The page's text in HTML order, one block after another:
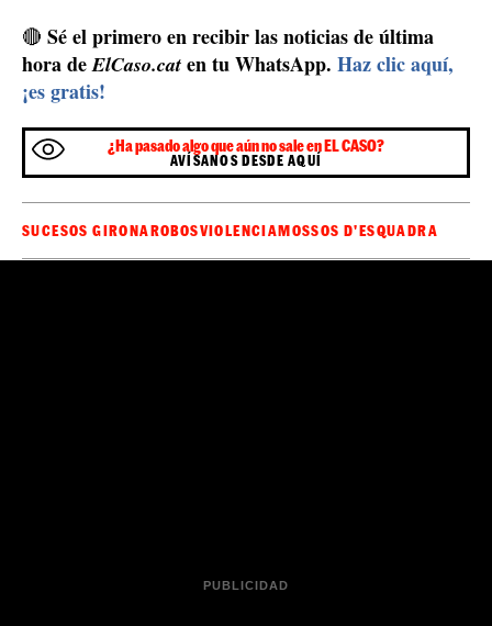
🔴 Sé el primero en recibir las noticias de última
hora deElCaso.cat en tu WhatsApp. Haz clic aquí,
¡es gratis!
¿Ha pasado algo que aún no sale en EL CASO?
AVÍSANOS DESDE AQUÍ
SUCESOS GIRONAROBOSVIOLENCIAMOSSOS D'ESQUADRA